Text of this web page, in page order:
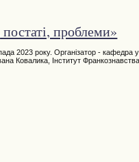
проблеми»
2023 року. Організатор - кафедра
Ковалика, Інститут